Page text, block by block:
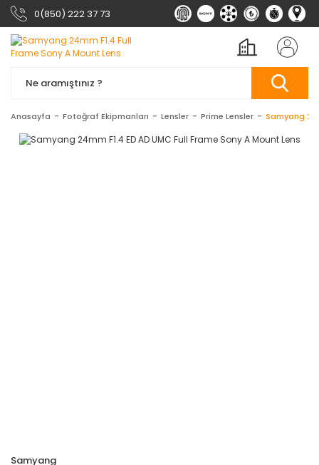
0(850) 222 37 73
Anasayfa Fotoğraf Ekipmanları Lensler Prime Lensler Samyang
Samyang